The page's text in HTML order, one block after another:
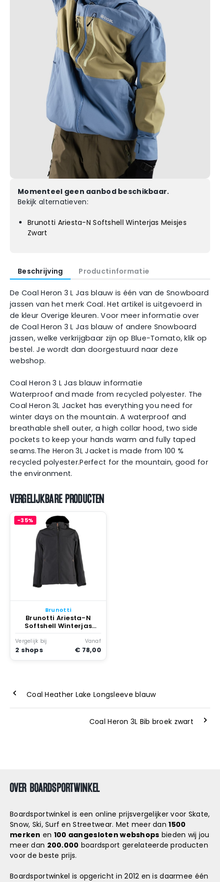
Momenteel geen aanbod beschikbaar.
Bekijk alternatieven:
Brunotti Ariesta-N Softshell Winterjas Meisjes
Zwart
Beschrijving Productinformatie
De Coal Heron 3 L Jas blauw is één van de Snowboard
jassen van het merk Coal. Het artikel is uitgevoerd in
de kleur Overige kleuren. Voor meer informatie over
de Coal Heron 3 L Jas blauw of andere Snowboard
jassen, welke verkrijgbaar zijn op Blue-Tomato, klik op
bestel. Je wordt dan doorgestuurd naar deze
webshop.
Coal Heron 3 L Jas blauw informatie
Waterproof and made from recycled polyester. The
Coal Heron 3L Jacket has everything you need for
winter days on the mountain. A waterproof and
breathable shell outer, a high collar hood, two side
pockets to keep your hands warm and fully taped
seams.The Heron 3L Jacket is made from 100 %
recycled polyester.Perfect for the mountain, good for
the environment.
VERGELIJKBARE PRODUCTEN
-35%
Brunotti
Brunotti Ariesta-N
Softshell Winterjas
Meisjes Zwart
Vergelijk bij
2 shops
Vanaf
€ 78,00
Coal Heather Lake Longsleeve blauw
Coal Heron 3L Bib broek zwart
OVER BOARDSPORTWINKEL
Boardsportwinkel is een online prijsvergelijker voor Skate,
Snow, Ski, Surf en Streetwear. Met meer dan1500
merken en 100 aangesloten webshops bieden wij jou
meer dan 200.000 boardsport gerelateerde producten
voor de beste prijs.
Boardsportwinkel is opgericht in 2012 en is daarmee één